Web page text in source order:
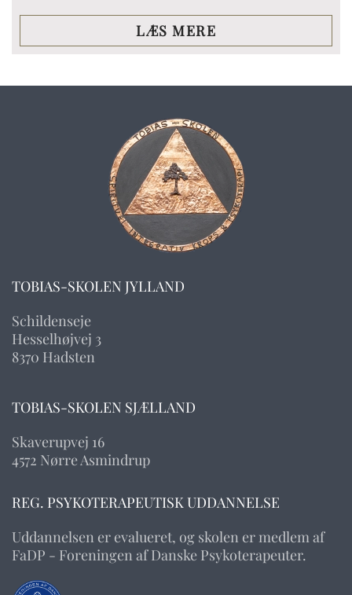
LÆS MERE
TOBIAS-SKOLEN JYLLAND
Schildenseje
Hesselhøjvej 3
8370 Hadsten
TOBIAS-SKOLEN SJÆLLAND
Skaverupvej 16
4572 Nørre Asmindrup
REG. PSYKOTERAPEUTISK UDDANNELSE
Uddannelsen er evalueret, og skolen er medlem af
FaDP - Foreningen af Danske Psykoterapeuter.